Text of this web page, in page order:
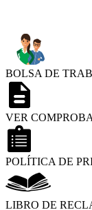
BOLSA DE
VER
POLÍTICA DE
LIBRO DE